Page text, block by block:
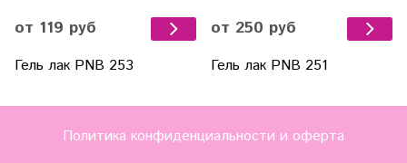
от 119 руб
Гель лак PNB 253
от 250 руб
Гель лак PNB 251
Политика конфиденциальности и оферта